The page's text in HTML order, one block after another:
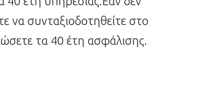
να συνταξιοδοτηθείτε στο
τα 40 έτη ασφάλισης.